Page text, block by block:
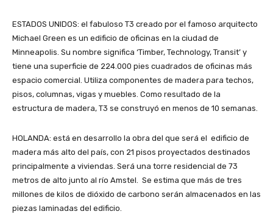
ESTADOS UNIDOS: el fabuloso T3 creado por el famoso arquitecto
Michael Green es un edificio de oficinas en la ciudad de
Minneapolis. Su nombre significa ‘Timber, Technology, Transit’ y
tiene una superficie de 224.000 pies cuadrados de oficinas más
espacio comercial. Utiliza componentes de madera para techos,
pisos, columnas, vigas y muebles. Como resultado de la
estructura de madera, T3 se construyó en menos de 10 semanas.
HOLANDA: está en desarrollo la obra del que será el edificio de
madera más alto del país, con 21 pisos proyectados destinados
principalmente a viviendas. Será una torre residencial de 73
metros de alto junto al río Amstel. Se estima que más de tres
millones de kilos de dióxido de carbono serán almacenados en las
piezas laminadas del edificio.